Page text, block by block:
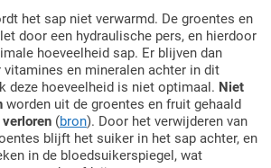
het sap niet verwarmd. De groentes en
door een hydraulische pers, en hierdoor
hoeveelheid sap. Er blijven dan
en mineralen achter in dit
deze hoeveelheid is niet optimaal. Niet
worden uit de groentes en fruit gehaald
(bron). Door het verwijderen van
blijft het suiker in het sap achter, en
in de bloedsuikerspiegel, wat